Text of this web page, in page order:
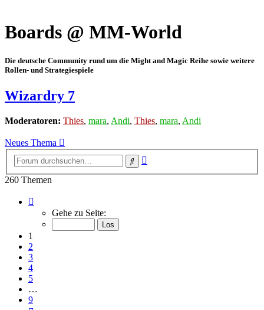
Boards @ MM-World
Die deutsche Community rund um die Might and Magic Reihe sowie weitere
Rollen- und Strategiespiele
Wizardry 7
Moderatoren: Thies, mara, Andi, Thies, mara, Andi
Neues Thema
Suche
260 Themen
von
Gehe zu Seite:
1
2
3
4
5
…
9